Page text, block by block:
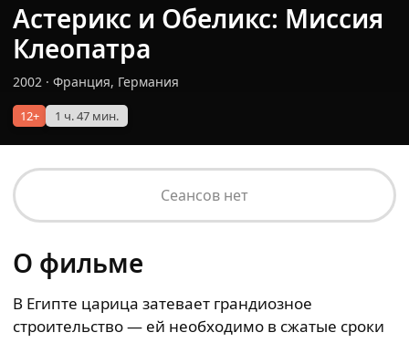
Астерикс и Обеликс: Миссия
Клеопатра
2002 · Франция, Германия
12+ 1 ч. 47 мин.
Сеансов нет
О фильме
В Египте царица затевает грандиозное
строительство — ей необходимо в сжатые сроки